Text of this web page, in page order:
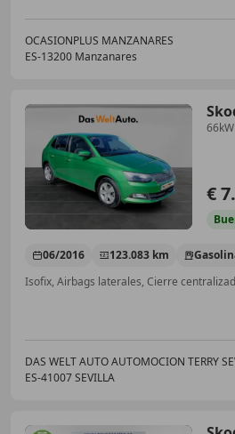
OCASIONPLUS MANZANARES
ES-13200 Manzanares
66kW
€
06/2016 123.083 km
DAS WELT AUTO AUTOMOCION TERRY
ES-41007 SEVILLA